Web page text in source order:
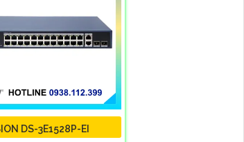
DS-3E1528P-EI